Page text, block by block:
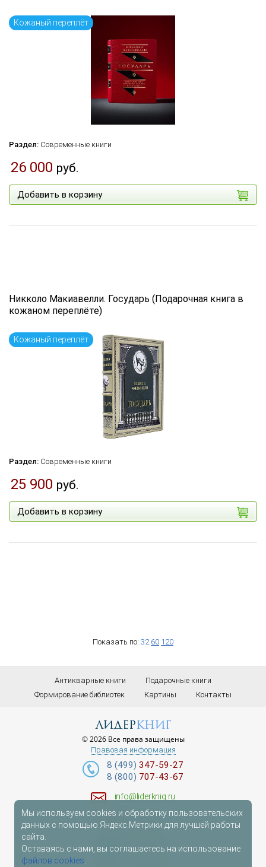
Кожаный переплёт
Раздел: Современные книги
26 000 руб.
Добавить в корзину
Никколо Макиавелли. Государь (Подарочная книга в
кожаном переплёте)
Кожаный переплёт
Раздел: Современные книги
25 900 руб.
Добавить в корзину
Показать по: 32 60 120
Антикварные книги
Подарочные книги
Формирование библиотек
Картины Контакты
лидеркниг
© 2026 Все права защищены
Правовая информация
8 (499) 347-59-27
8 (800) 707-43-67
info@liderknig.ru
Доставка
Telegram
Мы используем cookies и обработку пользовательских
данных с помощью Яндекс.Метрики для лучшей работы
сайта.
Оставаясь с нами, вы соглашаетесь на использование
файлов cookies